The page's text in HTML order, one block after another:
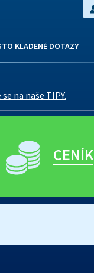
KLADENÉ DOTAZY
na naše TIPY.
CENÍK